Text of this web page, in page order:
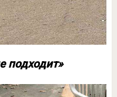
подходит»